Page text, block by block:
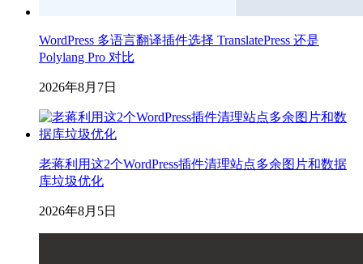
WordPress 多语言翻译插件选择 TranslatePress 还是
Polylang Pro 对比
2026年8月7日
老蒋利用这2个WordPress插件清理站点多余图片和数据
库垃圾优化
2026年8月5日